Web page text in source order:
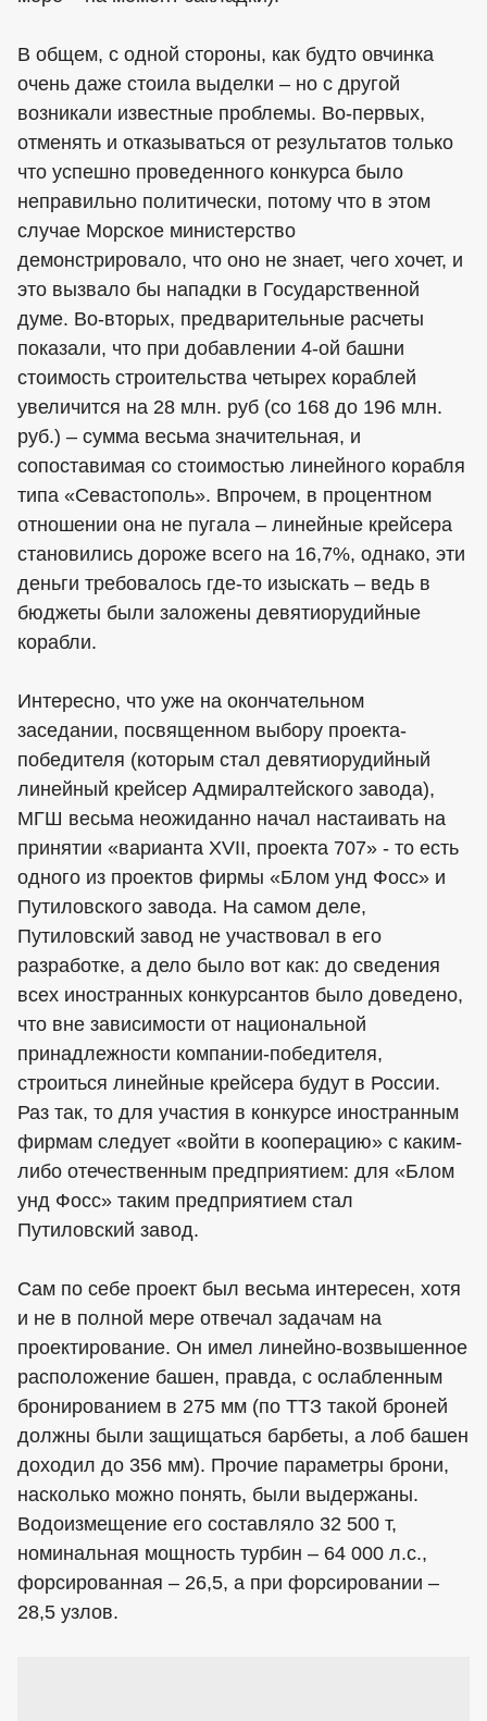
В общем, с одной стороны, как будто овчинка
очень даже стоила выделки – но с другой
возникали известные проблемы. Во-первых,
отменять и отказываться от результатов только
что успешно проведенного конкурса было
неправильно политически, потому что в этом
случае Морское министерство
демонстрировало, что оно не знает, чего хочет, и
это вызвало бы нападки в Государственной
думе. Во-вторых, предварительные расчеты
показали, что при добавлении 4-ой башни
стоимость строительства четырех кораблей
увеличится на 28 млн. руб (со 168 до 196 млн.
руб.) – сумма весьма значительная, и
сопоставимая со стоимостью линейного корабля
типа «Севастополь». Впрочем, в процентном
отношении она не пугала – линейные крейсера
становились дороже всего на 16,7%, однако, эти
деньги требовалось где-то изыскать – ведь в
бюджеты были заложены девятиорудийные
корабли.
Интересно, что уже на окончательном
заседании, посвященном выбору проекта-
победителя (которым стал девятиорудийный
линейный крейсер Адмиралтейского завода),
МГШ весьма неожиданно начал настаивать на
принятии «варианта XVII, проекта 707» - то есть
одного из проектов фирмы «Блом унд Фосс» и
Путиловского завода. На самом деле,
Путиловский завод не участвовал в его
разработке, а дело было вот как: до сведения
всех иностранных конкурсантов было доведено,
что вне зависимости от национальной
принадлежности компании-победителя,
строиться линейные крейсера будут в России.
Раз так, то для участия в конкурсе иностранным
фирмам следует «войти в кооперацию» с каким-
либо отечественным предприятием: для «Блом
унд Фосс» таким предприятием стал
Путиловский завод.
Сам по себе проект был весьма интересен, хотя
и не в полной мере отвечал задачам на
проектирование. Он имел линейно-возвышенное
расположение башен, правда, с ослабленным
бронированием в 275 мм (по ТТЗ такой броней
должны были защищаться барбеты, а лоб башен
доходил до 356 мм). Прочие параметры брони,
насколько можно понять, были выдержаны.
Водоизмещение его составляло 32 500 т,
номинальная мощность турбин – 64 000 л.с.,
форсированная – 26,5, а при форсировании –
28,5 узлов.